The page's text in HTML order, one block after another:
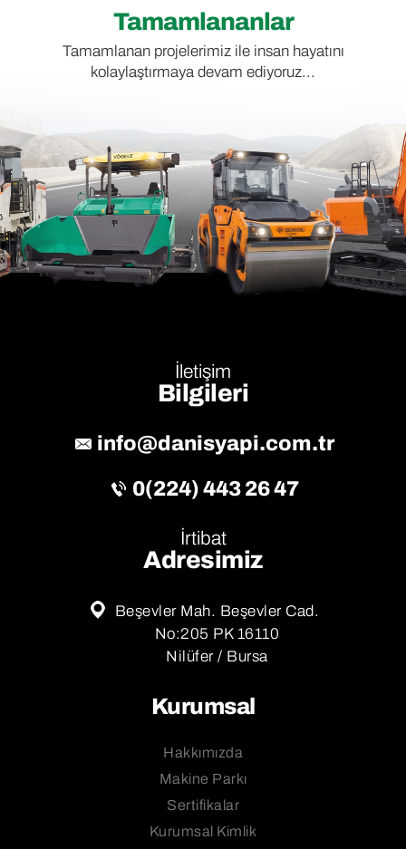
Tamamlananlar
Tamamlanan projelerimiz ile insan hayatını
kolaylaştırmaya devam ediyoruz...
İletişim
Bilgileri
info@danisyapi.com.tr
0(224) 443 26 47
İrtibat
Adresimiz
Beşevler Mah. Beşevler Cad.
No:205 PK 16110
Nilüfer / Bursa
Kurumsal
Hakkımızda
Makine Parkı
Sertifikalar
Kurumsal Kimlik